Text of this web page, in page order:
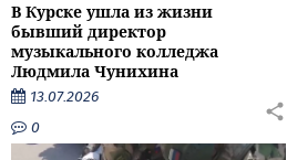
В Курске ушла из жизни
бывший директор
музыкального колледжа
Людмила Чунихина
13.07.2026
0